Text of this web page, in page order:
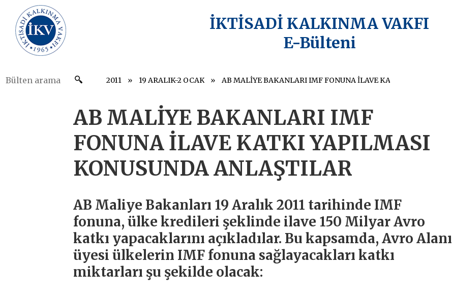
İKTİSADİ KALKINMA VAKFI
E-Bülteni
2011 19 ARALIK-2 OCAK AB MALİYE BAKANLARI IMF FONUNA İLAVE KATKI YAPILMASI KONUSUNDA ANLAŞTILAR
AB MALİYE BAKANLARI IMF
FONUNA İLAVE KATKI YAPILMASI
KONUSUNDA ANLAŞTILAR
AB Maliye Bakanları 19 Aralık 2011 tarihinde IMF
fonuna, ülke kredileri şeklinde ilave 150 Milyar Avro
katkı yapacaklarını açıkladılar. Bu kapsamda, Avro Alanı
üyesi ülkelerin IMF fonuna sağlayacakları katkı
miktarları şu şekilde olacak: